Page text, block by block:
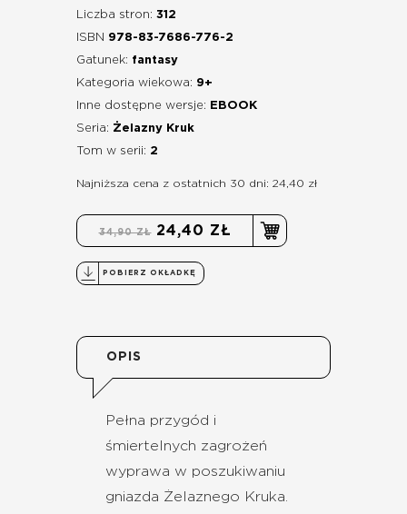
Liczba stron: 312
ISBN 978-83-7686-776-2
Gatunek: fantasy
Kategoria wiekowa: 9+
Inne dostępne wersje:
EBOOK
Seria: Żelazny Kruk
Tom w serii: 2
Najniższa cena z ostatnich 30 dni: 24,40 zł
34,90 ZŁ 24,40 ZŁ
POBIERZ OKŁADKĘ
OPIS
Pełna przygód i
śmiertelnych zagrożeń
wyprawa w poszukiwaniu
gniazda Żelaznego Kruka.